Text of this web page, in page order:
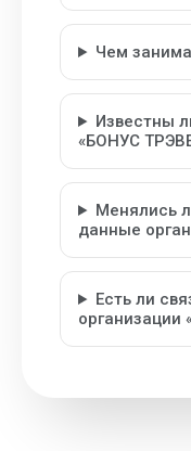
Чем
Известны
«БОНУС
Менялись
данные
Есть ли
организации